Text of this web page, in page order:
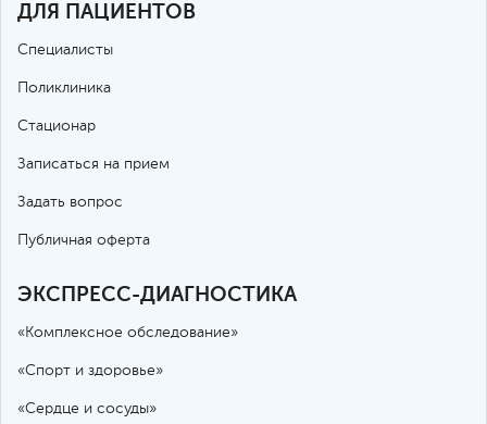
ДЛЯ ПАЦИЕНТОВ
Специалисты
Поликлиника
Стационар
Записаться на прием
Задать вопрос
Публичная оферта
ЭКСПРЕСС-ДИАГНОСТИКА
«Комплексное обследование»
«Спорт и здоровье»
«Сердце и сосуды»